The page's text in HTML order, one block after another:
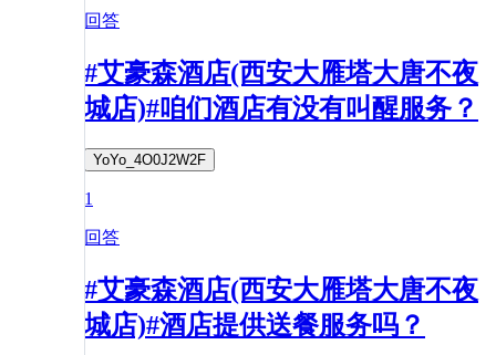
回答
#艾豪森酒店(西安大雁塔大唐不夜
城店)#咱们酒店有没有叫醒服务？
YoYo_4O0J2W2F
1
回答
#艾豪森酒店(西安大雁塔大唐不夜
城店)#酒店提供送餐服务吗？